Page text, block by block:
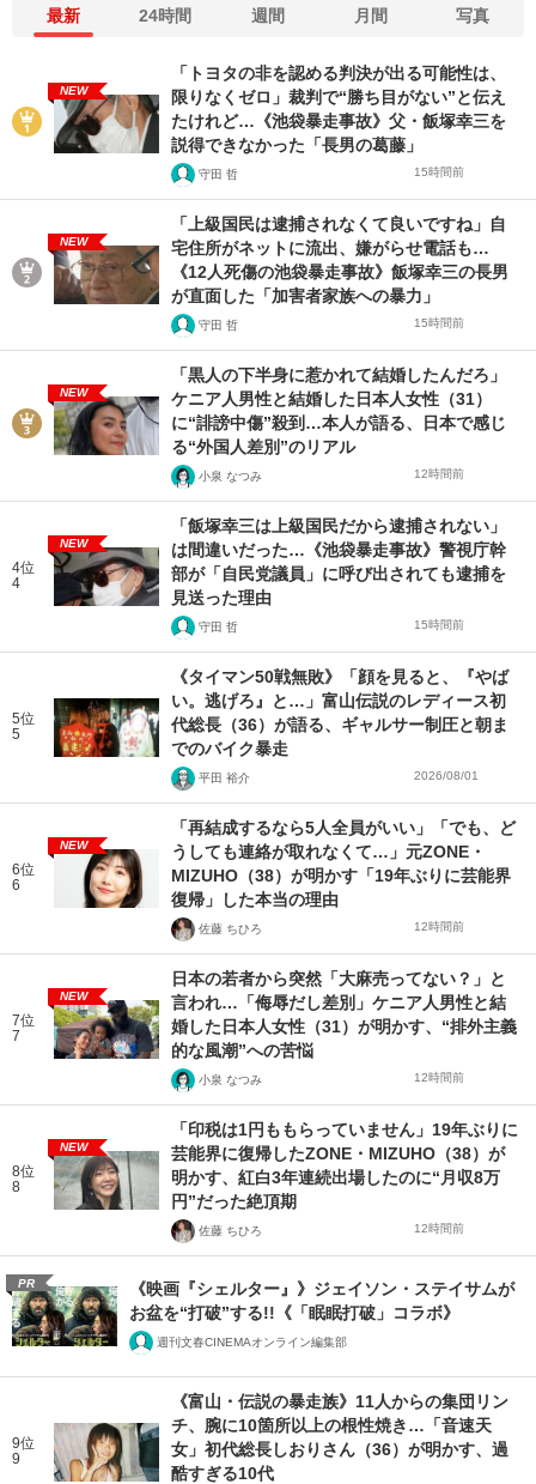
最新 24時間 週間 月間 写真
NEW
「トヨタの非を認める判決が出る可能性は、
限りなくゼロ」裁判で“勝ち目がない”と伝え
たけれど…《池袋暴走事故》父・飯塚幸三を
説得できなかった「長男の葛藤」
守田 哲 15時間前
NEW
「上級国民は逮捕されなくて良いですね」自
宅住所がネットに流出、嫌がらせ電話も…
《12人死傷の池袋暴走事故》飯塚幸三の長男
が直面した「加害者家族への暴力」
守田 哲 15時間前
NEW
「黒人の下半身に惹かれて結婚したんだろ」
ケニア人男性と結婚した日本人女性（31）
に“誹謗中傷”殺到…本人が語る、日本で感じ
る“外国人差別”のリアル
小泉 なつみ 12時間前
4位
4
NEW
「飯塚幸三は上級国民だから逮捕されない」
は間違いだった…《池袋暴走事故》警視庁幹
部が「自民党議員」に呼び出されても逮捕を
見送った理由
守田 哲 15時間前
5位
5
《タイマン50戦無敗》「顔を見ると、『やば
い。逃げろ』と…」富山伝説のレディース初
代総長（36）が語る、ギャルサー制圧と朝ま
でのバイク暴走
平田 裕介 2026/08/01
6位
6
NEW
「再結成するなら5人全員がいい」「でも、ど
うしても連絡が取れなくて…」元ZONE・
MIZUHO（38）が明かす「19年ぶりに芸能界
復帰」した本当の理由
佐藤 ちひろ 12時間前
7位
7
NEW
日本の若者から突然「大麻売ってない？」と
言われ…「侮辱だし差別」ケニア人男性と結
婚した日本人女性（31）が明かす、“排外主義
的な風潮”への苦悩
小泉 なつみ 12時間前
8位
8
NEW
「印税は1円ももらっていません」19年ぶりに
芸能界に復帰したZONE・MIZUHO（38）が
明かす、紅白3年連続出場したのに“月収8万
円”だった絶頂期
佐藤 ちひろ 12時間前
PR
《映画『シェルター』》ジェイソン・ステイサムが
お盆を“打破”する!!《「眠眠打破」コラボ》
週刊文春CINEMAオンライン編集部
9位
9
《富山・伝説の暴走族》11人からの集団リン
チ、腕に10箇所以上の根性焼き…「音速天
女」初代総長しおりさん（36）が明かす、過
酷すぎる10代